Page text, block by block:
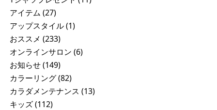
アイテム (27)
アップスタイル(1)
おススメ (233)
オンラインサロン (6)
お知らせ(149)
カラーリング(82)
カラダメンテナンス (13)
キッズ(112)